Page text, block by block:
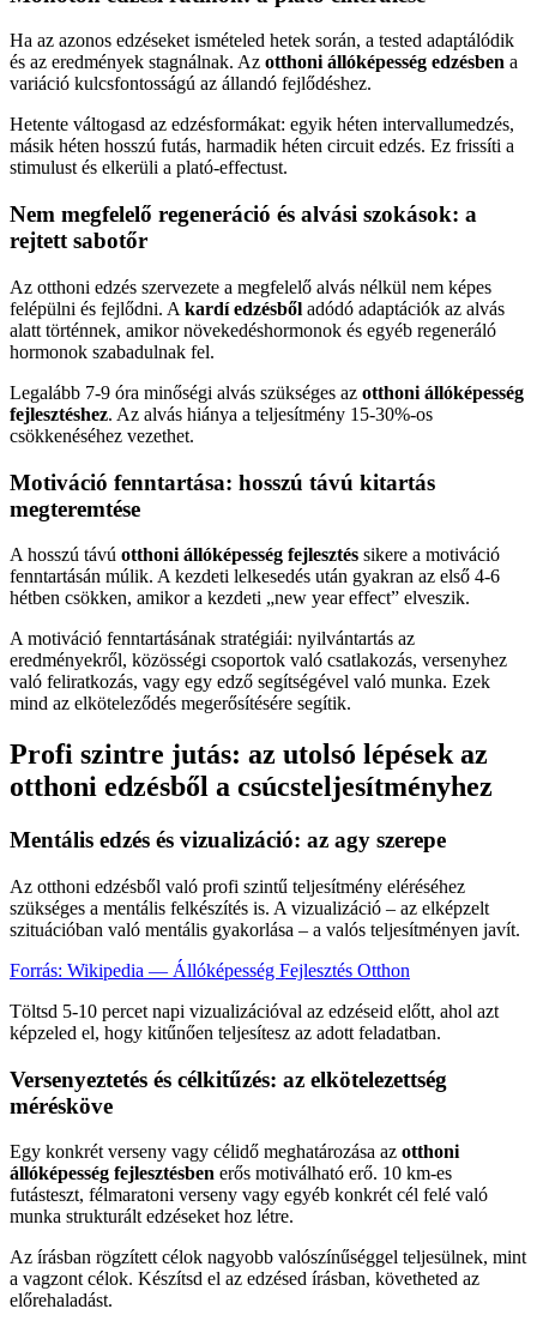
Ha az azonos edzéseket ismételed hetek során, a tested adaptálódik
és az eredmények stagnálnak. Az otthoni állóképesség edzésben a
variáció kulcsfontosságú az állandó fejlődéshez.
Hetente váltogasd az edzésformákat: egyik héten intervallumedzés,
másik héten hosszú futás, harmadik héten circuit edzés. Ez frissíti a
stimulust és elkerüli a plató-effectust.
Nem megfelelő regeneráció és alvási szokások: a
rejtett sabotőr
Az otthoni edzés szervezete a megfelelő alvás nélkül nem képes
felépülni és fejlődni. A kardí edzésből adódó adaptációk az alvás
alatt történnek, amikor növekedéshormonok és egyéb regeneráló
hormonok szabadulnak fel.
Legalább 7-9 óra minőségi alvás szükséges az otthoni állóképesség
fejlesztéshez. Az alvás hiánya a teljesítmény 15-30%-os
csökkenéséhez vezethet.
Motiváció fenntartása: hosszú távú kitartás
megteremtése
A hosszú távú otthoni állóképesség fejlesztés sikere a motiváció
fenntartásán múlik. A kezdeti lelkesedés után gyakran az első 4-6
hétben csökken, amikor a kezdeti „new year effect” elveszik.
A motiváció fenntartásának stratégiái: nyilvántartás az
eredményekről, közösségi csoportok való csatlakozás, versenyhez
való feliratkozás, vagy egy edző segítségével való munka. Ezek
mind az elköteleződés megerősítésére segítik.
Profi szintre jutás: az utolsó lépések az
otthoni edzésből a csúcsteljesítményhez
Mentális edzés és vizualizáció: az agy szerepe
Az otthoni edzésből való profi szintű teljesítmény eléréséhez
szükséges a mentális felkészítés is. A vizualizáció – az elképzelt
szituációban való mentális gyakorlása – a valós teljesítményen javít.
Forrás: Wikipedia — Állóképesség Fejlesztés Otthon
Töltsd 5-10 percet napi vizualizációval az edzéseid előtt, ahol azt
képzeled el, hogy kitűnően teljesítesz az adott feladatban.
Versenyeztetés és célkitűzés: az elkötelezettség
mérésköve
Egy konkrét verseny vagy célidő meghatározása az otthoni
állóképesség fejlesztésben erős motiválható erő. 10 km-es
futásteszt, félmaratoni verseny vagy egyéb konkrét cél felé való
munka strukturált edzéseket hoz létre.
Az írásban rögzített célok nagyobb valószínűséggel teljesülnek, mint
a vagzont célok. Készítsd el az edzésed írásban, követheted az
előrehaladást.